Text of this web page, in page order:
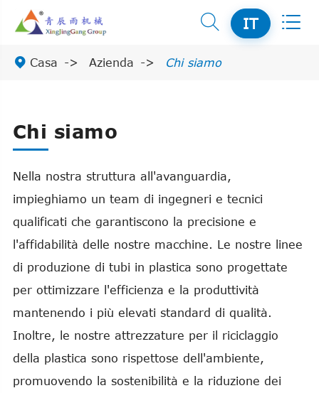
 IT 
 Casa Azienda Chi siamo
Chi siamo
Nella nostra struttura all'avanguardia,
impieghiamo un team di ingegneri e tecnici
qualificati che garantiscono la precisione e
l'affidabilità delle nostre macchine. Le nostre linee
di produzione di tubi in plastica sono progettate
per ottimizzare l'efficienza e la produttività
mantenendo i più elevati standard di qualità.
Inoltre, le nostre attrezzature per il riciclaggio
della plastica sono rispettose dell'ambiente,
promuovendo la sostenibilità e la riduzione dei